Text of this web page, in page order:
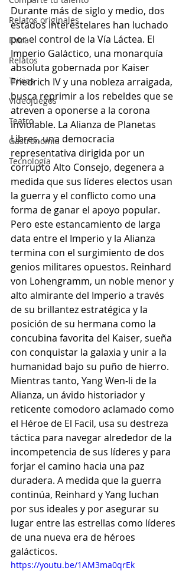
Relatos originales
Extra
Relatos
Trivias
Videojuegos
Teatro
Gastronomía
Tecnología
Durante más de siglo y medio, dos
estados interestelares han luchado
por el control de la Vía Láctea. El
Imperio Galáctico, una monarquía
absoluta gobernada por Kaiser
Friedrich IV y una nobleza arraigada,
busca reprimir a los rebeldes que se
atreven a oponerse a la corona
inviolable. La Alianza de Planetas
Libres, una democracia
representativa dirigida por un
corrupto Alto Consejo, degenera a
medida que sus líderes electos usan
la guerra y el conflicto como una
forma de ganar el apoyo popular.
Pero este estancamiento de larga
data entre el Imperio y la Alianza
termina con el surgimiento de dos
genios militares opuestos. Reinhard
von Lohengramm, un noble menor y
alto almirante del Imperio a través
de su brillantez estratégica y la
posición de su hermana como la
concubina favorita del Kaiser, sueña
con conquistar la galaxia y unir a la
humanidad bajo su puño de hierro.
Mientras tanto, Yang Wen-li de la
Alianza, un ávido historiador y
reticente comodoro aclamado como
el Héroe de El Facil, usa su destreza
táctica para navegar alrededor de la
incompetencia de sus líderes y para
forjar el camino hacia una paz
duradera. A medida que la guerra
continúa, Reinhard y Yang luchan
por sus ideales y por asegurar su
lugar entre las estrellas como líderes
de una nueva era de héroes
galácticos.
https://youtu.be/1AM3ma0qrEk